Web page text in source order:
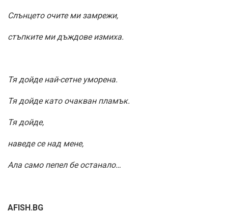
Слънцето очите ми замрежи,
стъпките ми дъждове измиха.
Тя дойде най-сетне уморена.
Тя дойде като очакван пламък.
Тя дойде,
наведе се над мене,
Ала само пепел бе останало…
AFISH.BG